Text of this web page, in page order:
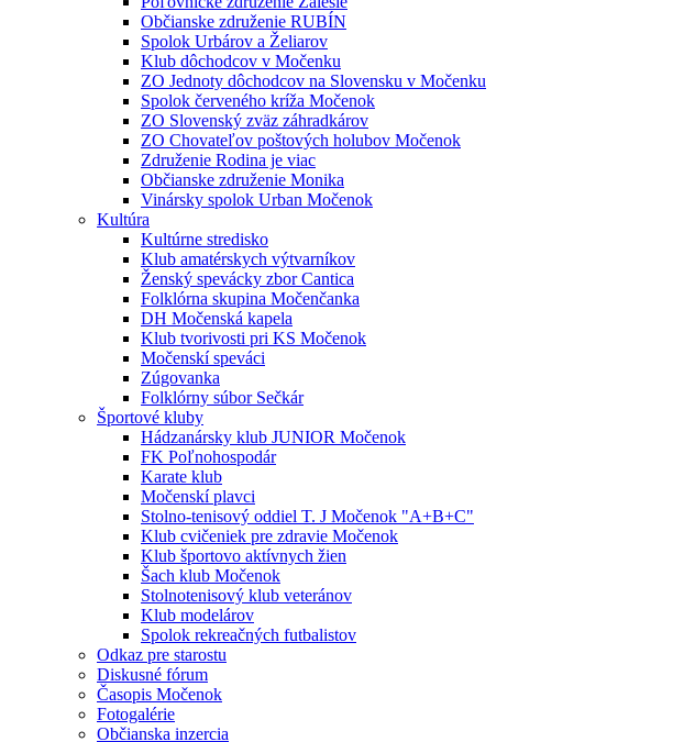
Občianske združenie RUBÍN
Spolok Urbárov a Želiarov
Klub dôchodcov v Močenku
ZO Jednoty dôchodcov na Slovensku v Močenku
Spolok červeného kríža Močenok
ZO Slovenský zväz záhradkárov
ZO Chovateľov poštových holubov Močenok
Združenie Rodina je viac
Občianske združenie Monika
Vinársky spolok Urban Močenok
Kultúra
Kultúrne stredisko
Klub amatérskych výtvarníkov
Ženský spevácky zbor Cantica
Folklórna skupina Močenčanka
DH Močenská kapela
Klub tvorivosti pri KS Močenok
Močenskí speváci
Zúgovanka
Folklórny súbor Sečkár
Športové kluby
Hádzanársky klub JUNIOR Močenok
FK Poľnohospodár
Karate klub
Močenskí plavci
Stolno-tenisový oddiel T. J Močenok "A+B+C"
Klub cvičeniek pre zdravie Močenok
Klub športovo aktívnych žien
Šach klub Močenok
Stolnotenisový klub veteránov
Klub modelárov
Spolok rekreačných futbalistov
Odkaz pre starostu
Diskusné fórum
Časopis Močenok
Fotogalérie
Občianska inzercia